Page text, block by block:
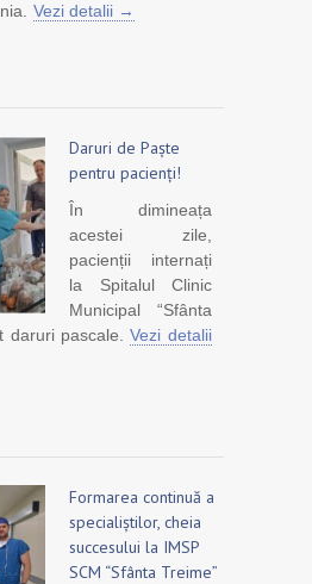
Vezi detalii →
Daruri de Paște
pentru pacienți!
În dimineața
acestei zile,
pacienții internați
la Spitalul Clinic
Municipal “Sfânta
daruri pascale.
Vezi detalii
Formarea continuă a
specialiștilor, cheia
succesului la IMSP
SCM “Sfânta Treime”